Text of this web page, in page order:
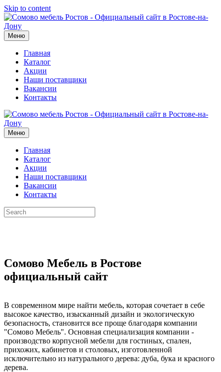
Skip to content
Меню
Главная
Каталог
Акции
Наши поставщики
Вакансии
Контакты
Меню
Главная
Каталог
Акции
Наши поставщики
Вакансии
Контакты
Сомово Мебель в Ростове
официальный сайт
В современном мире найти мебель, которая сочетает в себе
высокое качество, изысканный дизайн и экологическую
безопасность, становится все проще благодаря компании
"Сомово Мебель". Основная специализация компании -
производство корпусной мебели для гостиных, спален,
прихожих, кабинетов и столовых, изготовленной
исключительно из натурального дерева: дуба, бука и красного
дерева.